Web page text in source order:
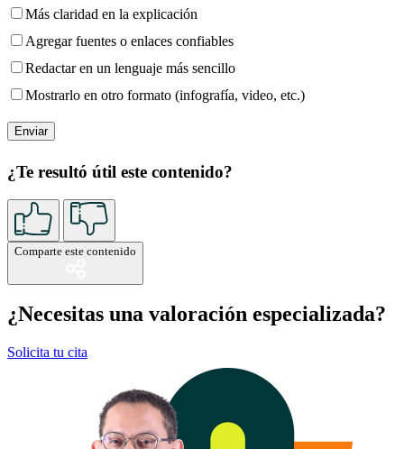
Más claridad en la explicación
Agregar fuentes o enlaces confiables
Redactar en un lenguaje más sencillo
Mostrarlo en otro formato (infografía, video, etc.)
¿Te resultó útil este contenido?
Comparte este contenido
¿Necesitas una valoración especializada?
Solicita tu cita